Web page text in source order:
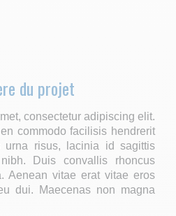
du projet
consectetur adipiscing elit.
commodo facilisis hendrerit
urna risus, lacinia id sagittis
Duis convallis rhoncus
Aenean vitae erat vitae eros
dui. Maecenas non magna